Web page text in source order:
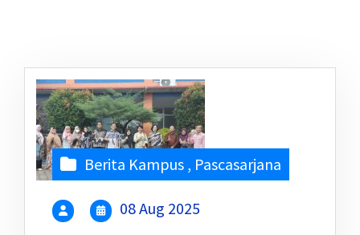
Berita Kampus , Pascasarjana
08 Aug 2025